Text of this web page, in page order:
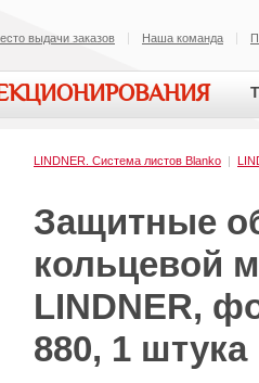
выдачи заказов Наша команда
LINDNER. Система листов Blanko |
Защитные
кольцевой
LINDNER,
880, 1 штука